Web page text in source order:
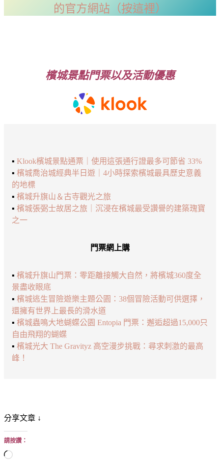
的官方網站（按這裡）
檳城景點門票以及活動優惠
▪️ Klook檳城景點通票｜使用這張通行證最多可節省 33%
▪️ 檳城喬治城經典半日遊｜4小時探索檳城最具歷史意義
的地標
▪️ 檳城升旗山＆古寺觀光之旅
▪️ 檳城張弼士故居之旅｜沉浸在檳城最受讚譽的建築瑰寶
之一
門票網上購
▪️ 檳城升旗山門票：零距離接觸大自然，將檳城360度全
景盡收眼底
▪️ 檳城逃生冒險遊樂主題公園：38個冒險活動可供選擇，
還擁有世界上最長的滑水道
▪️ 檳城蟲鳴大地蝴蝶公園 Entopia 門票：邂逅超過15,000只
自由飛翔的蝴蝶
▪️ 檳城光大 The Gravityz 高空漫步挑戰：尋求刺激的最高
峰！
分享文章 ↓
請按讚：
正